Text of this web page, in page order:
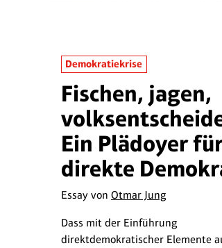
Demokratiekrise
Fischen, jagen,
Ein Plädoyer
direkte
Essay von Otmar Jung
Dass mit der Einführung
direktdemokratischer Elemente